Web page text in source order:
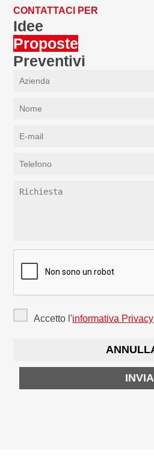
CONTATTACI PER
Idee
Proposte
Preventivi
Accetto l'informativa Privacy